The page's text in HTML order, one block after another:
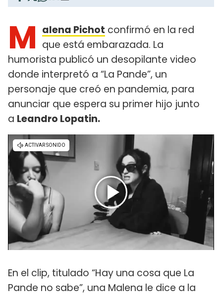
M alena Pichot confirmó en la red
que está embarazada. La
humorista publicó un desopilante video
donde interpretó a “La Pande”, un
personaje que creó en pandemia, para
anunciar que espera su primer hijo junto
a Leandro Lopatin.
En el clip, titulado “Hay una cosa que La
Pande no sabe”, una Malena le dice a la